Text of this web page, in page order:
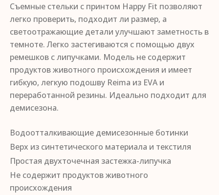
Съемные стельки с принтом Happy Fit позволяют
легко проверить, подходит ли размер, а
светоотражающие детали улучшают заметность в
темноте. Легко застегиваются с помощью двух
ремешков с липучками. Модель не содержит
продуктов животного происхождения и имеет
гибкую, легкую подошву Reima из EVA и
переработанной резины. Идеально подходит для
демисезона.
Водоотталкивающие демисезонные ботинки
Верх из синтетического материала и текстиля
Простая двухточечная застежка-липучка
Не содержит продуктов животного
происхождения